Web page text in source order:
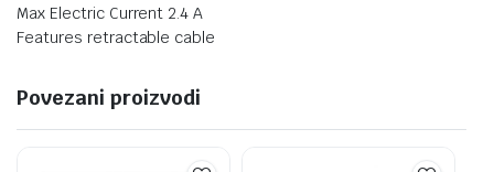
Max Electric Current 2.4 A
Features retractable cable
Povezani proizvodi